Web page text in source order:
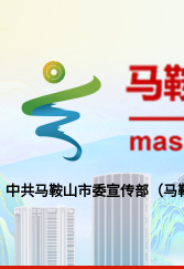
中共马鞍山市委宣传部（马